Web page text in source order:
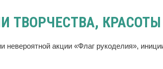
ТВОРЧЕСТВА,
невероятной акции «Флаг рукоделия»,